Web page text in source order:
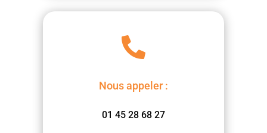

Nous appeler :
01 45 28 68 27